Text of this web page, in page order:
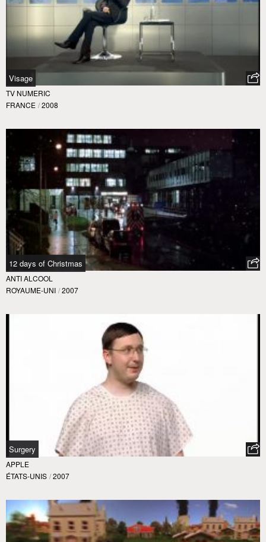
Visage
TV NUMERIC
FRANCE / 2008
12 days of Christmas
ANTI ALCOOL
ROYAUME-UNI / 2007
Surgery
APPLE
ÉTATS-UNIS / 2007